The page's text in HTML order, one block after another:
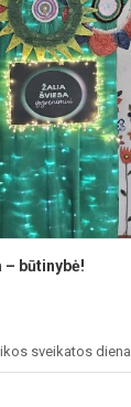
– būtinybė!
sveikatos diena